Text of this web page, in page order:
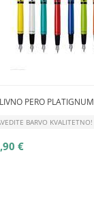
PERO
BARVO KVALITETNO!
€